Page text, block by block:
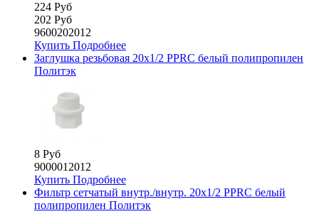
224 Руб
202 Руб
9600202012
Купить Подробнее
Заглушка резьбовая 20х1/2 PPRС белый полипропилен
Политэк
8 Руб
9000012012
Купить Подробнее
Фильтр сетчатый внутр./внутр. 20х1/2 PPRC белый
полипропилен Политэк